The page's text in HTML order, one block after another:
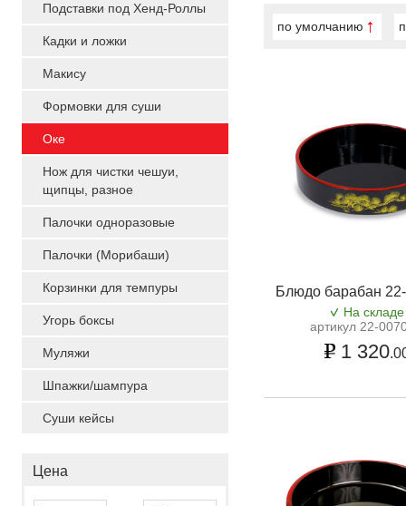
Подставки под Хенд-Роллы
Кадки и ложки
Макису
Формовки для суши
Оке
Нож для чистки чешуи,
щипцы, разное
Палочки одноразовые
Палочки (Морибаши)
Корзинки для темпуры
Угорь боксы
Муляжи
Шпажки/шампура
Суши кейсы
Цена
по умолчанию
Блюдо барабан
На складе
артикул 22-
1 320